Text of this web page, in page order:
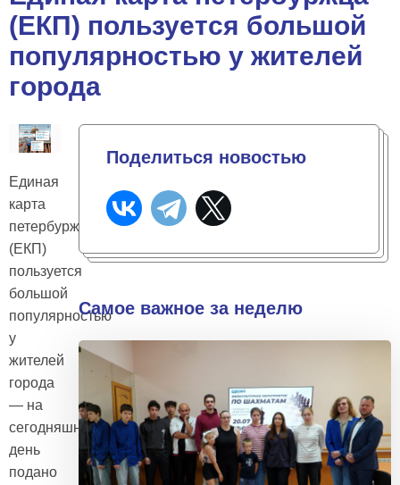
(ЕКП) пользуется большой
популярностью у жителей
города
Единая
карта
петербуржца
(ЕКП)
пользуется
большой
популярностью
у
жителей
города
— на
сегодняшний
день
подано
Поделиться новостью
Самое важное за неделю